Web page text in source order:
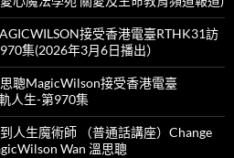
接受香港電臺RTHK31訪
集(2026年3月6日播出）
聰MagicWilson接受香港電臺
人生-第970集
人生魔術師 （普通話講座）Change
Wan 溫思聰